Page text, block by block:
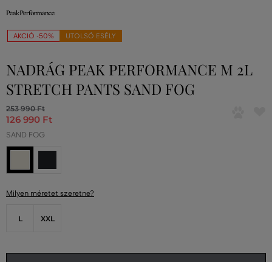
AKCIÓ -50% UTOLSÓ ESÉLY
NADRÁG PEAK PERFORMANCE M 2L
STRETCH PANTS SAND FOG
253 990 Ft
126 990 Ft
SAND FOG
Milyen méretet szeretne?
L XXL